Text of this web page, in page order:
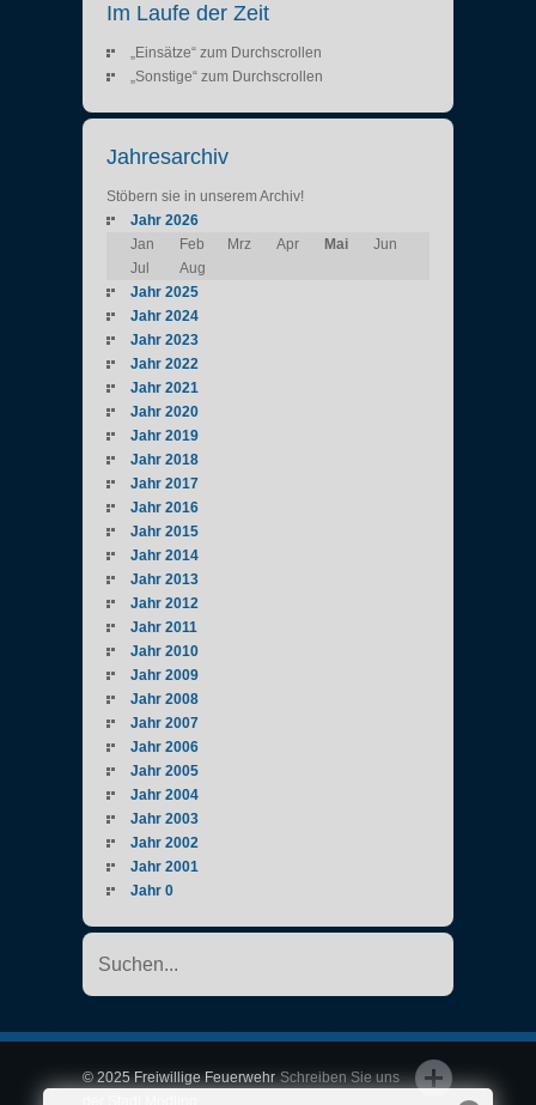
Im Laufe der Zeit
„Einsätze“ zum Durchscrollen
„Sonstige“ zum Durchscrollen
Jahresarchiv
Stöbern sie in unserem Archiv!
Jahr 2026
Jan
Feb Mrz Apr Mai
Jun
Jul
Aug
Jahr 2025
Jahr 2024
Jahr 2023
Jahr 2022
Jahr 2021
Jahr 2020
Jahr 2019
Jahr 2018
Jahr 2017
Jahr 2016
Jahr 2015
Jahr 2014
Jahr 2013
Jahr 2012
Jahr 2011
Jahr 2010
Jahr 2009
Jahr 2008
Jahr 2007
Jahr 2006
Jahr 2005
Jahr 2004
Jahr 2003
Jahr 2002
Jahr 2001
Jahr 0
Schreiben Sie uns
© 2025 Freiwillige Feuerwehr